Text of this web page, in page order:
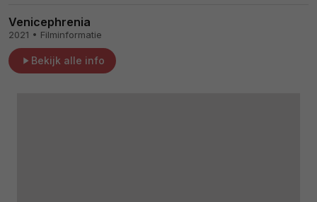
Venicephrenia
2021 • Filminformatie
Bekijk alle info